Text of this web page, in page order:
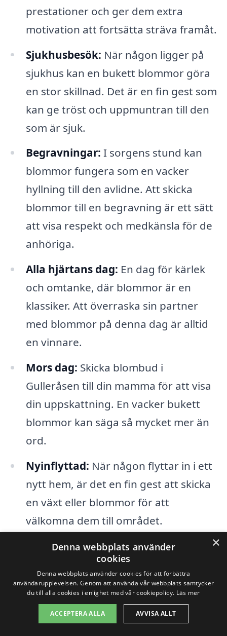
prestationer och ger dem extra
motivation att fortsätta sträva framåt.
Sjukhusbesök: När någon ligger på
sjukhus kan en bukett blommor göra
en stor skillnad. Det är en fin gest som
kan ge tröst och uppmuntran till den
som är sjuk.
Begravningar: I sorgens stund kan
blommor fungera som en vacker
hyllning till den avlidne. Att skicka
blommor till en begravning är ett sätt
att visa respekt och medkänsla för de
anhöriga.
Alla hjärtans dag: En dag för kärlek
och omtanke, där blommor är en
klassiker. Att överraska sin partner
med blommor på denna dag är alltid
en vinnare.
Mors dag: Skicka blombud i
Gulleråsen till din mamma för att visa
din uppskattning. En vacker bukett
blommor kan säga så mycket mer än
ord.
Nyinflyttad: När någon flyttar in i ett
nytt hem, är det en fin gest att skicka
en växt eller blommor för att
välkomna dem till området.
Genom att använda en plattform som
skicka-blombud.se kan du lätt jämföra
olika blombudstjänster och hitta rätt
företag för just dina behov. Du kan se en
översikt över kända aktörer som tilbyder
×
Denna webbplats använder
cookies
Denna webbplats använder cookies för att förbättra
användarupplevelsen. Genom att använda vår webbplats samtycker
du till alla cookies i enlighet med vår cookiepolicy. Läs mer
ACCEPTERA ALLA AVVISA ALLT